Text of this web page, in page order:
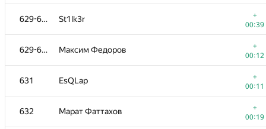
629-630 St1lk3r
+
00:39
629-630 Максим Федоров
+
00:12
631 EsQLap
+
00:11
632 Марат Фаттахов
+
00:19
Kmakxum
00:11
Сергей Петров
00:06
Н
00:10
kostasanemozalis@gmail.com
01:39